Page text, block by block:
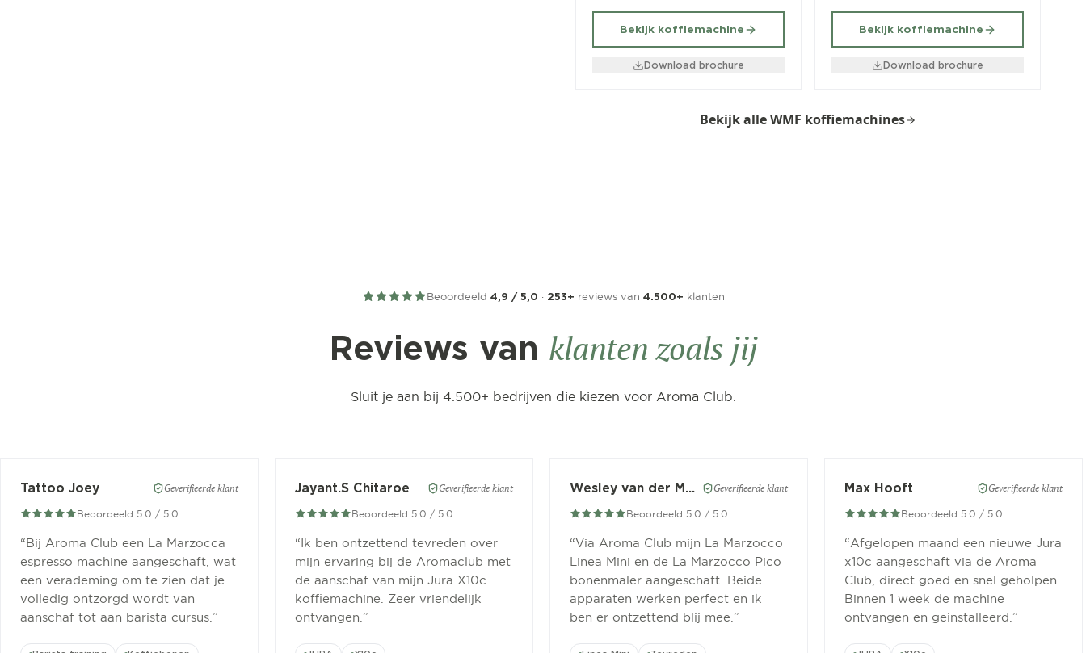
Bekijk koffiemachine
Download brochure
Bekijk koffiemachine
Download brochure
Bekijk alle WMF koffiemachines
Beoordeeld 4,9 / 5,0 · 253+ reviews van 4.500+ klanten
Reviews van klanten zoals jij
Sluit je aan bij 4.500+ bedrijven die kiezen voor Aroma Club.
Tattoo Joey Geverifieerde klant
Beoordeeld 5.0 / 5.0
“Bij Aroma Club een La Marzocca
espresso machine aangeschaft, wat
een verademing om te zien dat je
volledig ontzorgd wordt van
aanschaf tot aan barista cursus. ”
Jayant.S Chitaroe Geverifieerde klant
Beoordeeld 5.0 / 5.0
“Ik ben ontzettend tevreden over
mijn ervaring bij de Aromaclub met
de aanschaf van mijn Jura X10c
koffiemachine. Zeer vriendelijk
ontvangen. ”
Wesley van der Meer Geverifieerde klant
Beoordeeld 5.0 / 5.0
“Via Aroma Club mijn La Marzocco
Linea Mini en de La Marzocco Pico
bonenmaler aangeschaft. Beide
apparaten werken perfect en ik
ben er ontzettend blij mee. ”
Max Hooft Geverifieerde klant
Beoordeeld 5.0 / 5.0
“Afgelopen maand een nieuwe Jura
x10c aangeschaft via de Aroma
Club, direct goed en snel geholpen.
Binnen 1 week de machine
ontvangen en geinstalleerd. ”